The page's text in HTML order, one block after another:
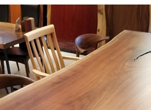
名古屋ギャラリー
大阪梅田ギャラリー
アウトレット神戸店
大川ギャラリー【本店】
天神ギャラリー
公式オンラインストア